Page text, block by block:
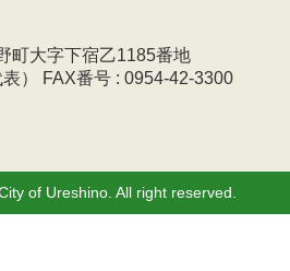
町大字下宿乙1185番地
） FAX番号 : 0954-42-3300
of Ureshino. All right reserved.